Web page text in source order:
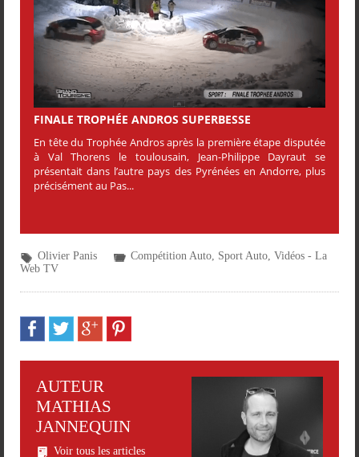
FINALE TROPHÉE ANDROS SUPERBESSE
En tête du Trophée Andros après la première étape disputée
à Val Thorens le toulousain, Jean-Philippe Dayraut se
présentait dans l’autre pays des Pyrénées en Andorre, plus
précisément au Pas...
Olivier Panis Compétition Auto Sport Auto Vidéos - La
Web TV
AUTEUR
MATHIAS
JANNEQUIN
Voir tous les articles